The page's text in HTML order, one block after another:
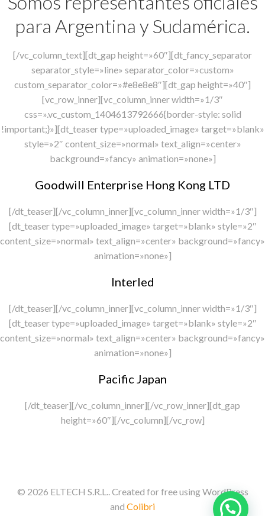
para Argentina y Sudamérica.
[/vc_column_text][dt_gap height=»60″][dt_fancy_separator
separator_style=»line» separator_color=»custom»
custom_separator_color=»#e8e8e8″][dt_gap height=»40″]
[vc_row_inner][vc_column_inner width=»1/3″
css=».vc_custom_1404613792666{border-style: solid
!important;}»][dt_teaser type=»uploaded_image» target=»blank»
style=»2″ content_size=»normal» text_align=»center»
background=»fancy» animation=»none»]
Goodwill Enterprise Hong Kong LTD
[/dt_teaser][/vc_column_inner][vc_column_inner width=»1/3″]
[dt_teaser type=»uploaded_image» target=»blank» style=»2″
content_size=»normal» text_align=»center» background=»fancy»
animation=»none»]
Interled
[/dt_teaser][/vc_column_inner][vc_column_inner width=»1/3″]
[dt_teaser type=»uploaded_image» target=»blank» style=»2″
content_size=»normal» text_align=»center» background=»fancy»
animation=»none»]
Pacific Japan
[/dt_teaser][/vc_column_inner][/vc_row_inner][dt_gap
height=»60″][/vc_column][/vc_row]
© 2026 ELTECH S.R.L.. Created for free using WordPress
and Colibri